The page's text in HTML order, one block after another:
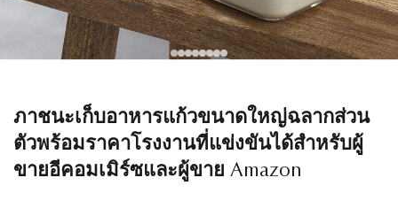
ภาชนะเก็บอาหารแก้วขนาดใหญ่ฉลากส่วน
ตัวพร้อมราคาโรงงานที่แข่งขันได้สำหรับผู้
ขายอีคอมเมิร์ซและผู้ขาย Amazon